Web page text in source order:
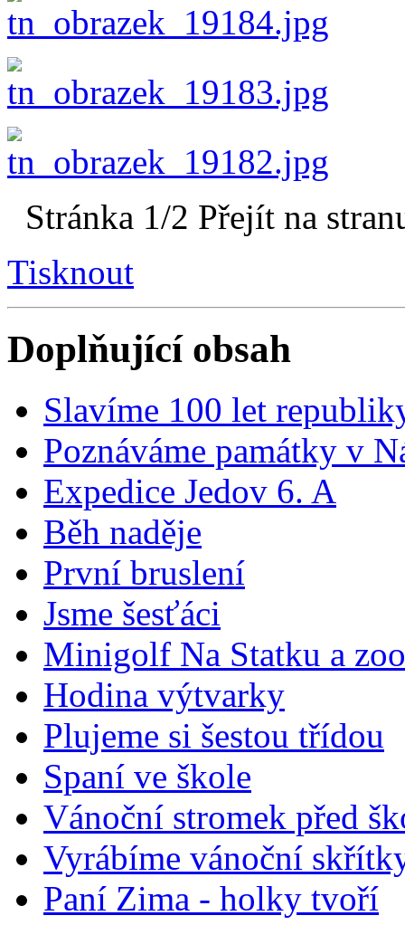
Stránka 1/2 Přejít na
Tisknout
Doplňující obsah
Slavíme 100 let
Poznáváme památky v
Expedice Jedov 6. A
Běh naděje
První bruslení
Jsme šesťáci
Minigolf Na Statku a
Hodina výtvarky
Plujeme si šestou třídou
Spaní ve škole
Vánoční stromek před
Vyrábíme vánoční
Paní Zima - holky tvoří